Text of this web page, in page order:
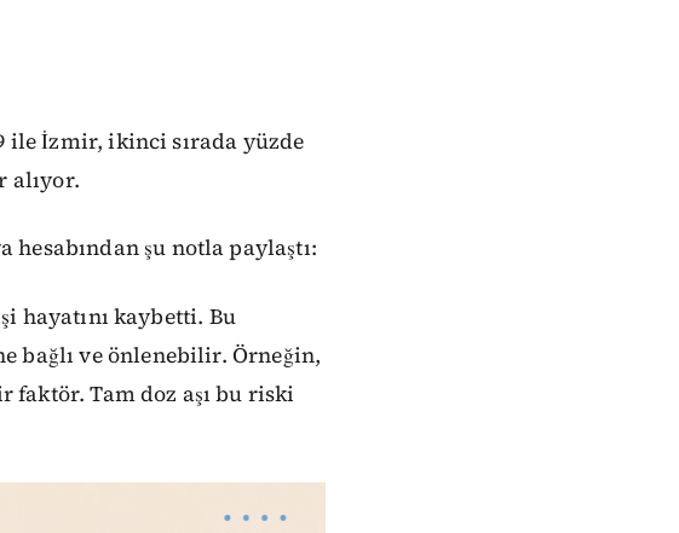
ile İzmir, ikinci sırada yüzde
alıyor.
hesabından şu notla paylaştı:
hayatını kaybetti. Bu
bağlı ve önlenebilir. Örneğin,
faktör. Tam doz aşı bu riski